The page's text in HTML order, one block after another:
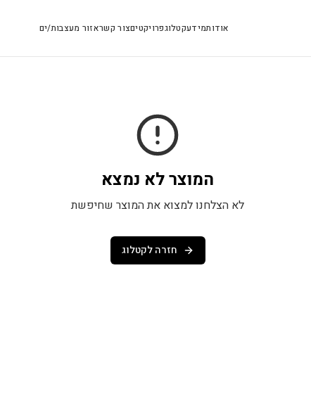
אזור מעצבות/יםצור קשרפרויקטיםקטלוגמידעאודות
המוצר לא נמצא
לא הצלחנו למצוא את המוצר שחיפשת
חזרה לקטלוג